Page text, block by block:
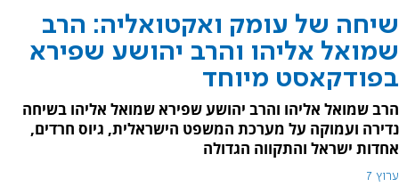
שיחה של עומק ואקטואליה: הרב
שמואל אליהו והרב יהושע שפירא
בפודקאסט מיוחד
הרב שמואל אליהו והרב יהושע שפירא שמואל אליהו בשיחה
נדירה ועמוקה על מערכת המשפט הישראלית, גיוס חרדים,
אחדות ישראל והתקווה הגדולה
ערוץ 7